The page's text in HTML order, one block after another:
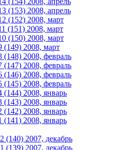
(153) 2008, апрель
(152) 2008, март
(151) 2008, март
(150) 2008, март
(149) 2008, март
(148) 2008, февраль
(147) 2008, февраль
(146) 2008, февраль
(145) 2008, февраль
2008, январь
2008, январь
2008, январь
2008, январь
(140) 2007, декабрь
(139) 2007, декабрь